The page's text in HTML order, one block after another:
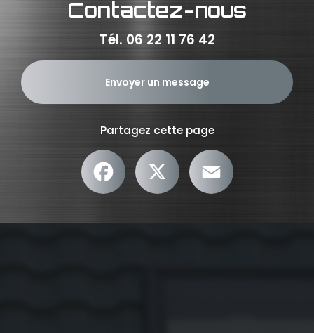
Contactez-nous
Tél. 06 22 11 76 42
Envoyer un message
Partagez cette page
Facebook